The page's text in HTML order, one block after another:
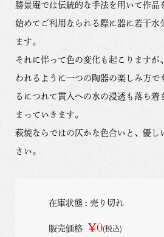
勝景庵では伝統的な手法を用いて作品
始めてご利用なられる際に器に若干水
ます。
それに伴って色の変化も起こります
われるように一つの陶器の楽しみ方
るにつれて貫入への水の浸透も落ち
まっていきます。
萩焼ならではの仄かな色合いと、優し
さい。
在庫状態 : 売り切れ
販売価格 ¥0(税込)